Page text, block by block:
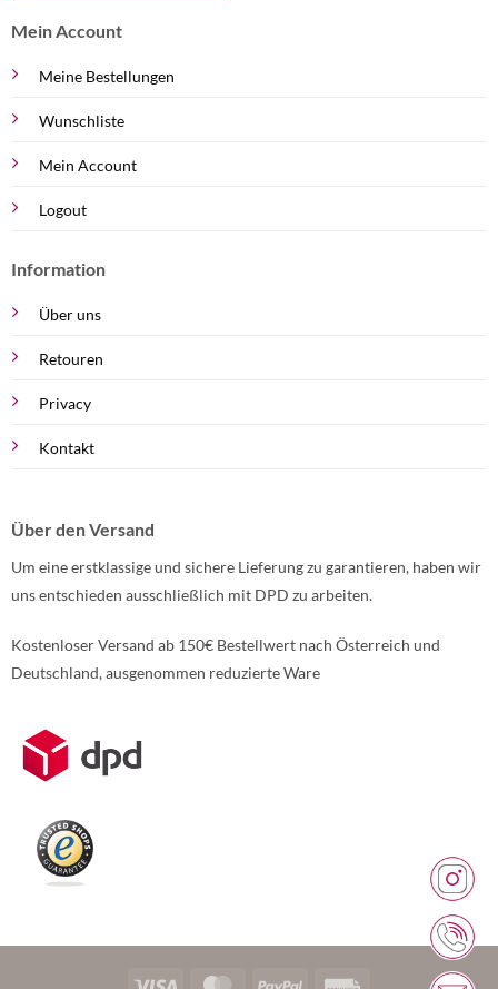
Mein Account
Meine Bestellungen
Wunschliste
Mein Account
Logout
Information
Über uns
Retouren
Privacy
Kontakt
Über den Versand
Um eine erstklassige und sichere Lieferung zu garantieren, haben wir
uns entschieden ausschließlich mit DPD zu arbeiten.
Kostenloser Versand ab 150€ Bestellwert nach Österreich und
Deutschland, ausgenommen reduzierte Ware
Weitere Informationen über den gesperrten Inhalt.
Visa MasterCardPayPal